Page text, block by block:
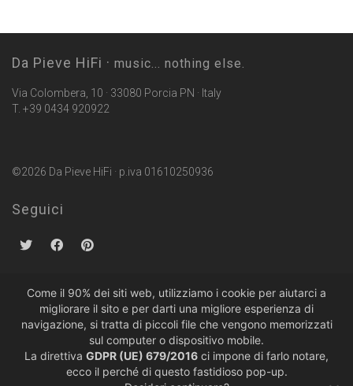
Da Pieve HiFi · music... nothing else.
Via Colombera, 10 · 33080 Porcia PN · Italy
T. +39 0434 920922
©2026 Da Pieve HiFi · p.iva 01610250936
Seguici
Politiche sulla Privacy· Condizioni di Vendita
Come il 90% dei siti web, utilizziamo i cookie per aiutarci a
migliorare il sito e per darti una migliore esperienza di
navigazione, si tratta di piccoli file che vengono memorizzati
sul computer o dispositivo mobile.
La direttiva GDPR (UE) 679/2016 ci impone di farlo notare,
ecco il perché di questo fastidioso pop-up.